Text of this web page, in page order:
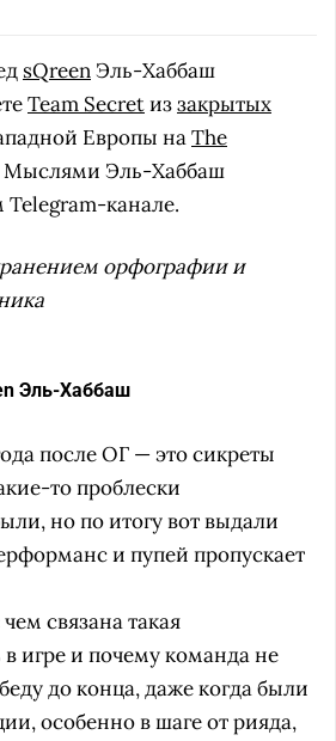
sQreenЭль-Хаббаш
Team Secretиззакрытых
Европы наThe
Мыслями Эль-Хаббаш
Telegram-канале.
орфографии и
Эль-Хаббаш
после ОГ — это сикреты
то проблески
но по итогу вот выдали
и пупей пропускает
связана такая
в игре и почему команда не
до конца, даже когда были
особенно в шаге от рияда,